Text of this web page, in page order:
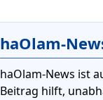
haOlam-
haOlam-News ist
Beitrag hilft,